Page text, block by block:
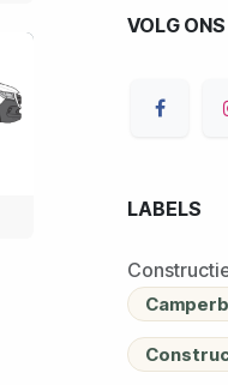
VOLG ONS
LABELS